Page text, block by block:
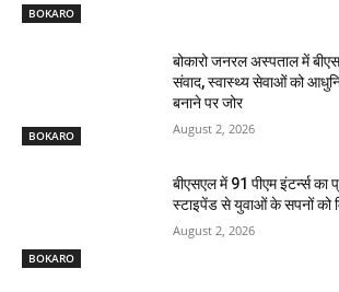
BOKARO
BOKARO
बोकारो जनरल अस्पताल में
संवाद, स्वास्थ्य सेवाओं को
बनाने पर जोर
August 2, 2026
BOKARO
बीएसएल में 91 पीएम इंटर्न्स
स्टाइपेंड से युवाओं के सपनों को
August 2, 2026